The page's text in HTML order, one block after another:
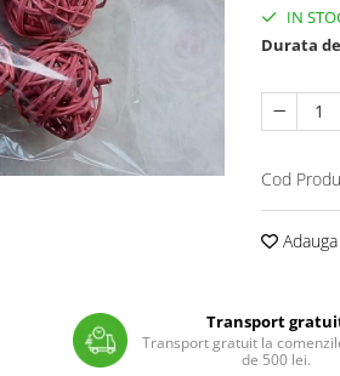
IN
Durata
Cod
Transport
Transport gratuit la
de 500 lei.